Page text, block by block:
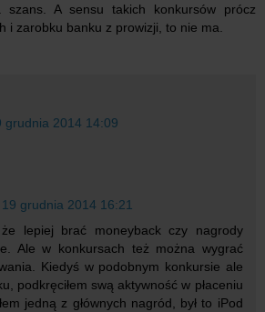
szans. A sensu takich konkursów prócz
i zarobku banku z prowizji, to nie ma.
grudnia 2014 14:09
19 grudnia 2014 16:21
lepiej brać moneyback czy nagrody
Ale w konkursach też można wygrać
Kiedyś w podobnym konkursie ale
podkręciłem swą aktywność w płaceniu
jedną z głównych nagród, był to iPod